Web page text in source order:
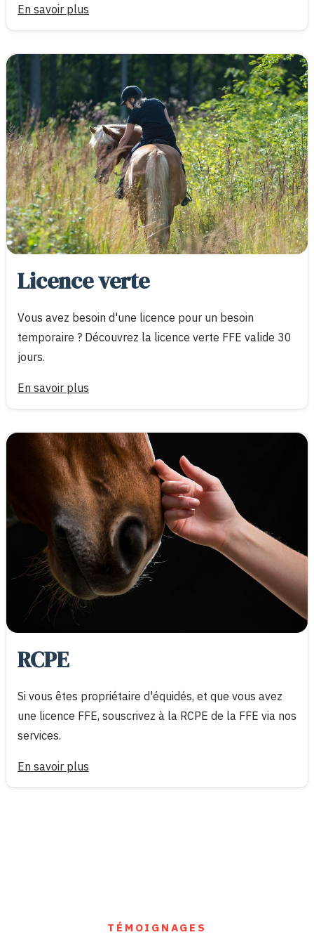
En savoir plus
Licence verte
Vous avez besoin d'une licence pour un besoin
temporaire ? Découvrez la licence verte FFE valide 30
jours.
En savoir plus
RCPE
Si vous êtes propriétaire d'équidés, et que vous avez
une licence FFE, souscrivez à la RCPE de la FFE via nos
services.
En savoir plus
TÉMOIGNAGES